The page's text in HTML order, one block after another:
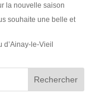
la nouvelle saison
souhaite une belle et
d’Ainay-le-Vieil